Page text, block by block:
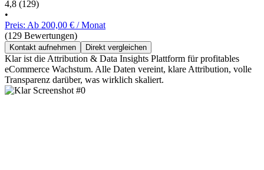
4,8 (129)
•
Preis: Ab 200,00 € / Monat
(129 Bewertungen)
Kontakt aufnehmen Direkt vergleichen
Klar ist die Attribution & Data Insights Plattform für profitables
eCommerce Wachstum. Alle Daten vereint, klare Attribution, volle
Transparenz darüber, was wirklich skaliert.